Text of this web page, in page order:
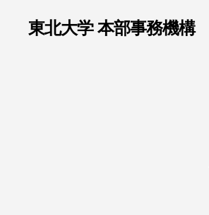
東北大学 本部事務機構